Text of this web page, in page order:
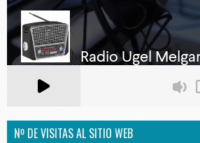
Nº DE VISITAS AL SITIO WEB